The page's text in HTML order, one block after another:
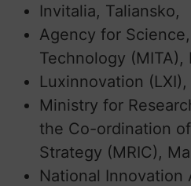
Invitalia, Taliansko,
Agency for
Technology (MITA),
Luxinnovation
Ministry for
the Co-ordination
Strategy (MRIC),
National Innovation